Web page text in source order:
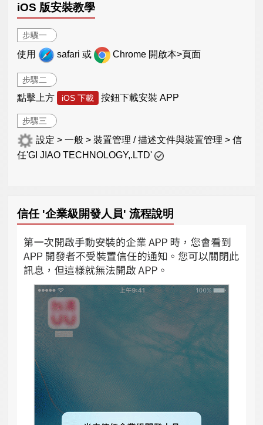
iOS 版安裝教學
步驟一
使用 safari 或 Chrome 開啟本>頁面
步驟二
點擊上方 iOS 下載 按鈕下載安裝 APP
步驟三
設定 > 一般 > 裝置管理 / 描述文件與裝置管理 > 信
任'GI JIAO TECHNOLOGY,.LTD'
信任 '企業級開發人員' 流程說明